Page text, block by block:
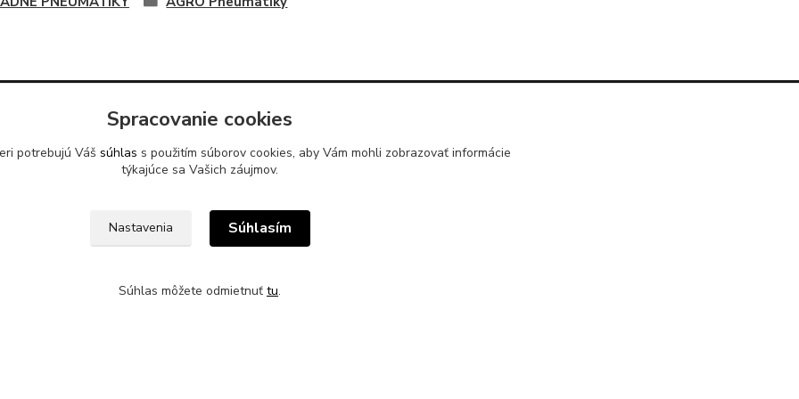
pneumatík
s.r.o. zabezpečuje
Kde nás nájdete?
96501 Žiar nad Hronom
Sklad 500m od odbočky z hlavnej
stavebninami Garaj a COOP Jednota
Kontakty
Spracovanie cookies
potrebujú Váš súhlas s použitím súborov cookies, aby Vám mohli zobrazovať informácie
týkajúce sa Vašich záujmov.
Nastavenia Súhlasím
Súhlas môžete odmietnuť tu.